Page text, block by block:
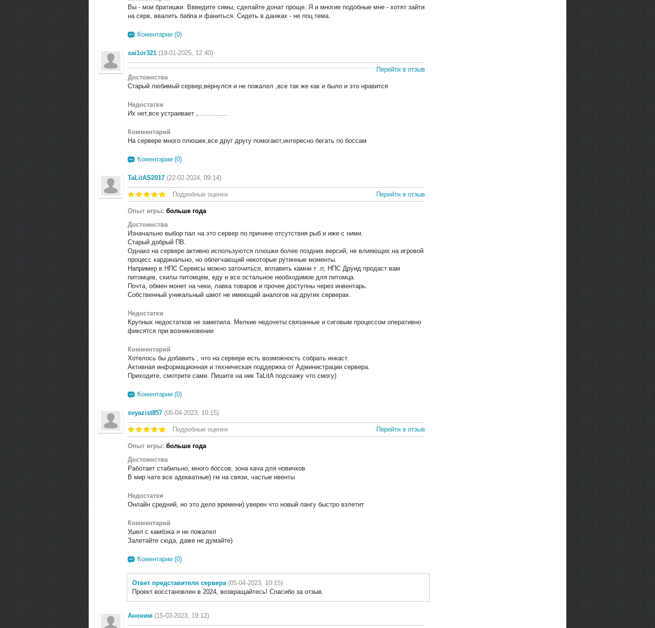
Вы - мои братишки. Ввведите симы, сделайте донат проще. Я и многие подобные мне - хотят зайти
на серв, ввалить бабла и фаниться. Сидеть в данжах - не поц тема.
Коментарии (0)
sai1or321 (19-01-2025, 12:40)
Перейти в отзыв
Достоинства
Старый любимый сервер,вернулся и не пожалел ,все так же как и было и это нравится
Недостатки
Их нет,все устраивает ,...............
Комментарий
На сервере много плюшек,все друг другу помогают,интересно бегать по боссам
Коментарии (0)
TaLitAS2017 (22-02-2024, 09:14)
Подробные оценки Перейти в отзыв
Опыт игры: больше года
Достоинства
Изначально выбор пал на это сервер по причине отсутствия рыб и иже с ними.
Старый добрый ПВ.
Однако на сервере активно используются плюшки более поздних версий, не влияющих на игровой
процесс кардинально, но облегчающий некоторые рутинные моменты.
Например в НПС Сервисы можно заточиться, вплавить камни т .п; НПС Друид продаст вам
питомцев, скилы питомцем, еду и все остальное необходимое для питомца.
Почта, обмен монет на чеки, лавка товаров и прочее доступны через инвентарь.
Собственный уникальный шмот не имеющий аналогов на других серверах.
Недостатки
Крупных недостатков не заметила. Мелкие недочеты связанные и сиговым процессом оперативно
фиксятся при возникновении
Комментарий
Хотелось бы добавить , что на сервере есть возможность собрать инкаст.
Активная информационная и техническая поддержка от Администрации сервера.
Приходите, смотрите сами. Пишите на ник TaLitA подскажу что смогу)
Коментарии (0)
svyazist857 (05-04-2023, 10:15)
Подробные оценки Перейти в отзыв
Опыт игры: больше года
Достоинства
Работает стабильно, много боссов, зона кача для новичков
В мир чате все адекватные) гм на связи, частые ивенты
Недостатки
Онлайн средний, но это дело времени) уверен что новый пангу быстро взлетит
Комментарий
Ушел с камбэка и не пожалел
Залетайте сюда, даже не думайте)
Коментарии (0)
Ответ представителя сервера (05-04-2023, 10:15)
Проект восстановлен в 2024, возвращайтесь! Спасибо за отзыв.
Аноним (15-03-2023, 19:12)